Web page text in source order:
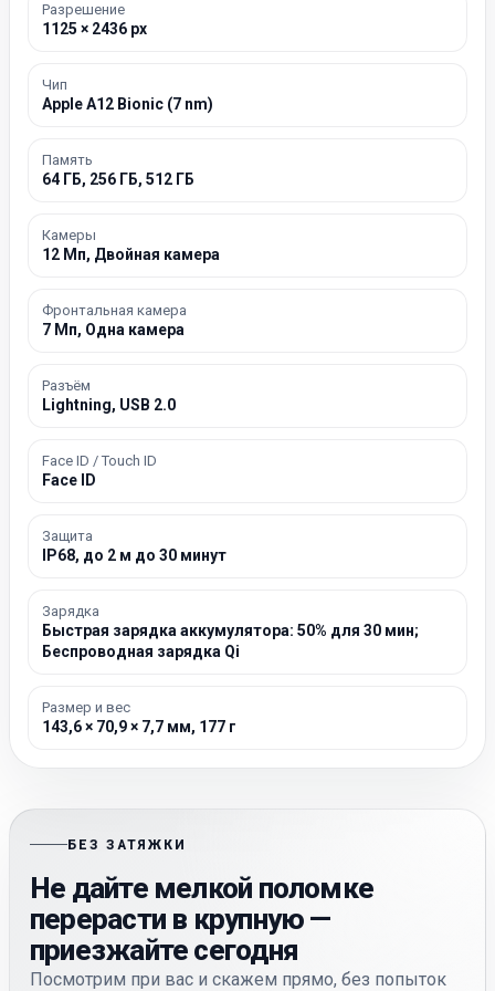
Разрешение
1125 × 2436 px
Чип
Apple A12 Bionic (7 nm)
Память
64 ГБ, 256 ГБ, 512 ГБ
Камеры
12 Мп, Двойная камера
Фронтальная камера
7 Мп, Одна камера
Разъём
Lightning, USB 2.0
Face ID / Touch ID
Face ID
Защита
IP68, до 2 м до 30 минут
Зарядка
Быстрая зарядка аккумулятора: 50% для 30 мин;
Беспроводная зарядка Qi
Размер и вес
143,6 × 70,9 × 7,7 мм, 177 г
БЕЗ ЗАТЯЖКИ
Не дайте мелкой поломке
перерасти в крупную —
приезжайте сегодня
Посмотрим при вас и скажем прямо, без попыток